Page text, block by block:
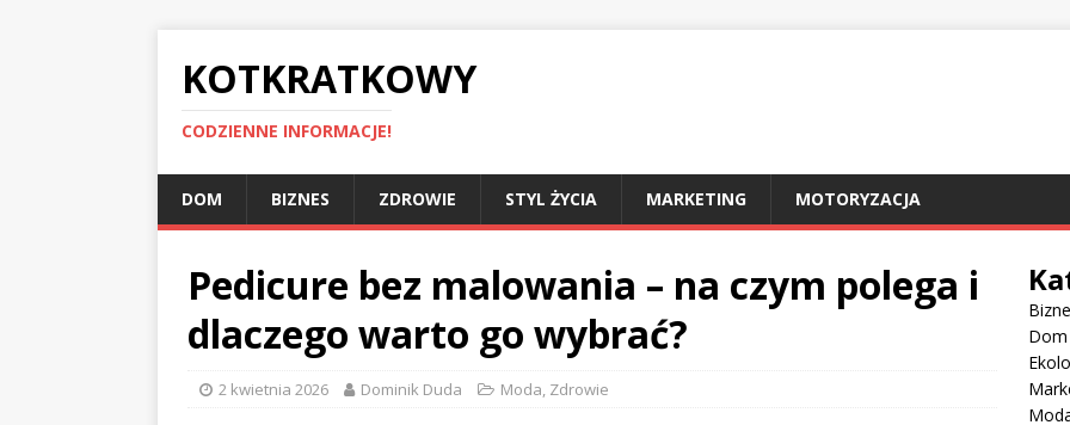
KOTKRATKOWY
CODZIENNE INFORMACJE!
DOM BIZNES ZDROWIE STYL ŻYCIA MARKETING MOTORYZACJA
Pedicure bez malowania – na czym polega i
dlaczego warto go wybrać?
2 kwietnia 2026 Dominik Duda Moda, Zdrowie
Dom